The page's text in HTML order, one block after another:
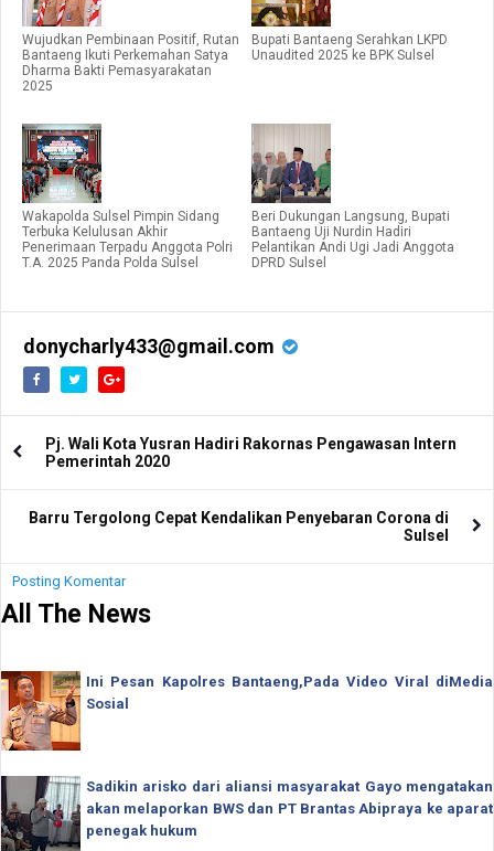
Wujudkan Pembinaan Positif, Rutan
Bantaeng Ikuti Perkemahan Satya
Dharma Bakti Pemasyarakatan
2025
Bupati Bantaeng Serahkan LKPD
Unaudited 2025 ke BPK Sulsel
Wakapolda Sulsel Pimpin Sidang
Terbuka Kelulusan Akhir
Penerimaan Terpadu Anggota Polri
T.A. 2025 Panda Polda Sulsel
Beri Dukungan Langsung, Bupati
Bantaeng Uji Nurdin Hadiri
Pelantikan Andi Ugi Jadi Anggota
DPRD Sulsel
donycharly433@gmail.com
Pj. Wali Kota Yusran Hadiri Rakornas Pengawasan Intern
Pemerintah 2020
Barru Tergolong Cepat Kendalikan Penyebaran Corona di
Sulsel
Posting Komentar
All The News
Ini Pesan Kapolres Bantaeng,Pada Video Viral diMedia
Sosial
Sadikin arisko dari aliansi masyarakat Gayo mengatakan
akan melaporkan BWS dan PT Brantas Abipraya ke aparat
penegak hukum